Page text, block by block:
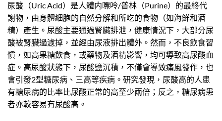
尿酸（Uric Acid）是人體内嘌呤/普林（Purine）的最終代
謝物，由身體細胞的自然分解和所吃的食物（如海鮮和酒
精）產生。尿酸主要通過腎臟排泄，健康情況下，大部分尿
酸被腎臟過濾掉，並經由尿液排出體外。然而，不良飲食習
慣，如高果糖飲食，或藥物及酒精影響，均可導致高尿酸血
症。高尿酸狀態下，尿酸鹽沉積，不僅會導致痛風發作，也
會引發2型糖尿病、三高等疾病。研究發現，尿酸高的人患
有糖尿病的比率比尿酸正常的高至少兩倍；反之，糖尿病患
者亦較容易有尿酸高。